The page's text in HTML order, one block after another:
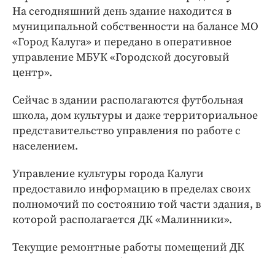
На сегодняшний день здание находится в
муниципальной собственности на балансе МО
«Город Калуга» и передано в оперативное
управление МБУК «Городской досуговый
центр».
Сейчас в здании располагаются футбольная
школа, дом культуры и даже территориальное
представительство управления по работе с
населением.
Управление культуры города Калуги
предоставило информацию в пределах своих
полномочий по состоянию той части здания, в
которой располагается ДК «Малинники».
Текущие ремонтные работы помещений ДК